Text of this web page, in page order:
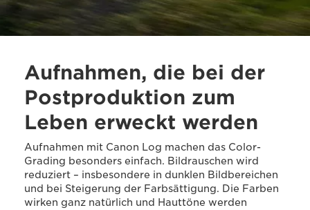
Aufnahmen, die bei der
Postproduktion zum
Leben erweckt werden
Aufnahmen mit Canon Log machen das Color-
Grading besonders einfach. Bildrauschen wird
reduziert – insbesondere in dunklen Bildbereichen
und bei Steigerung der Farbsättigung. Die Farben
wirken ganz natürlich und Hauttöne werden